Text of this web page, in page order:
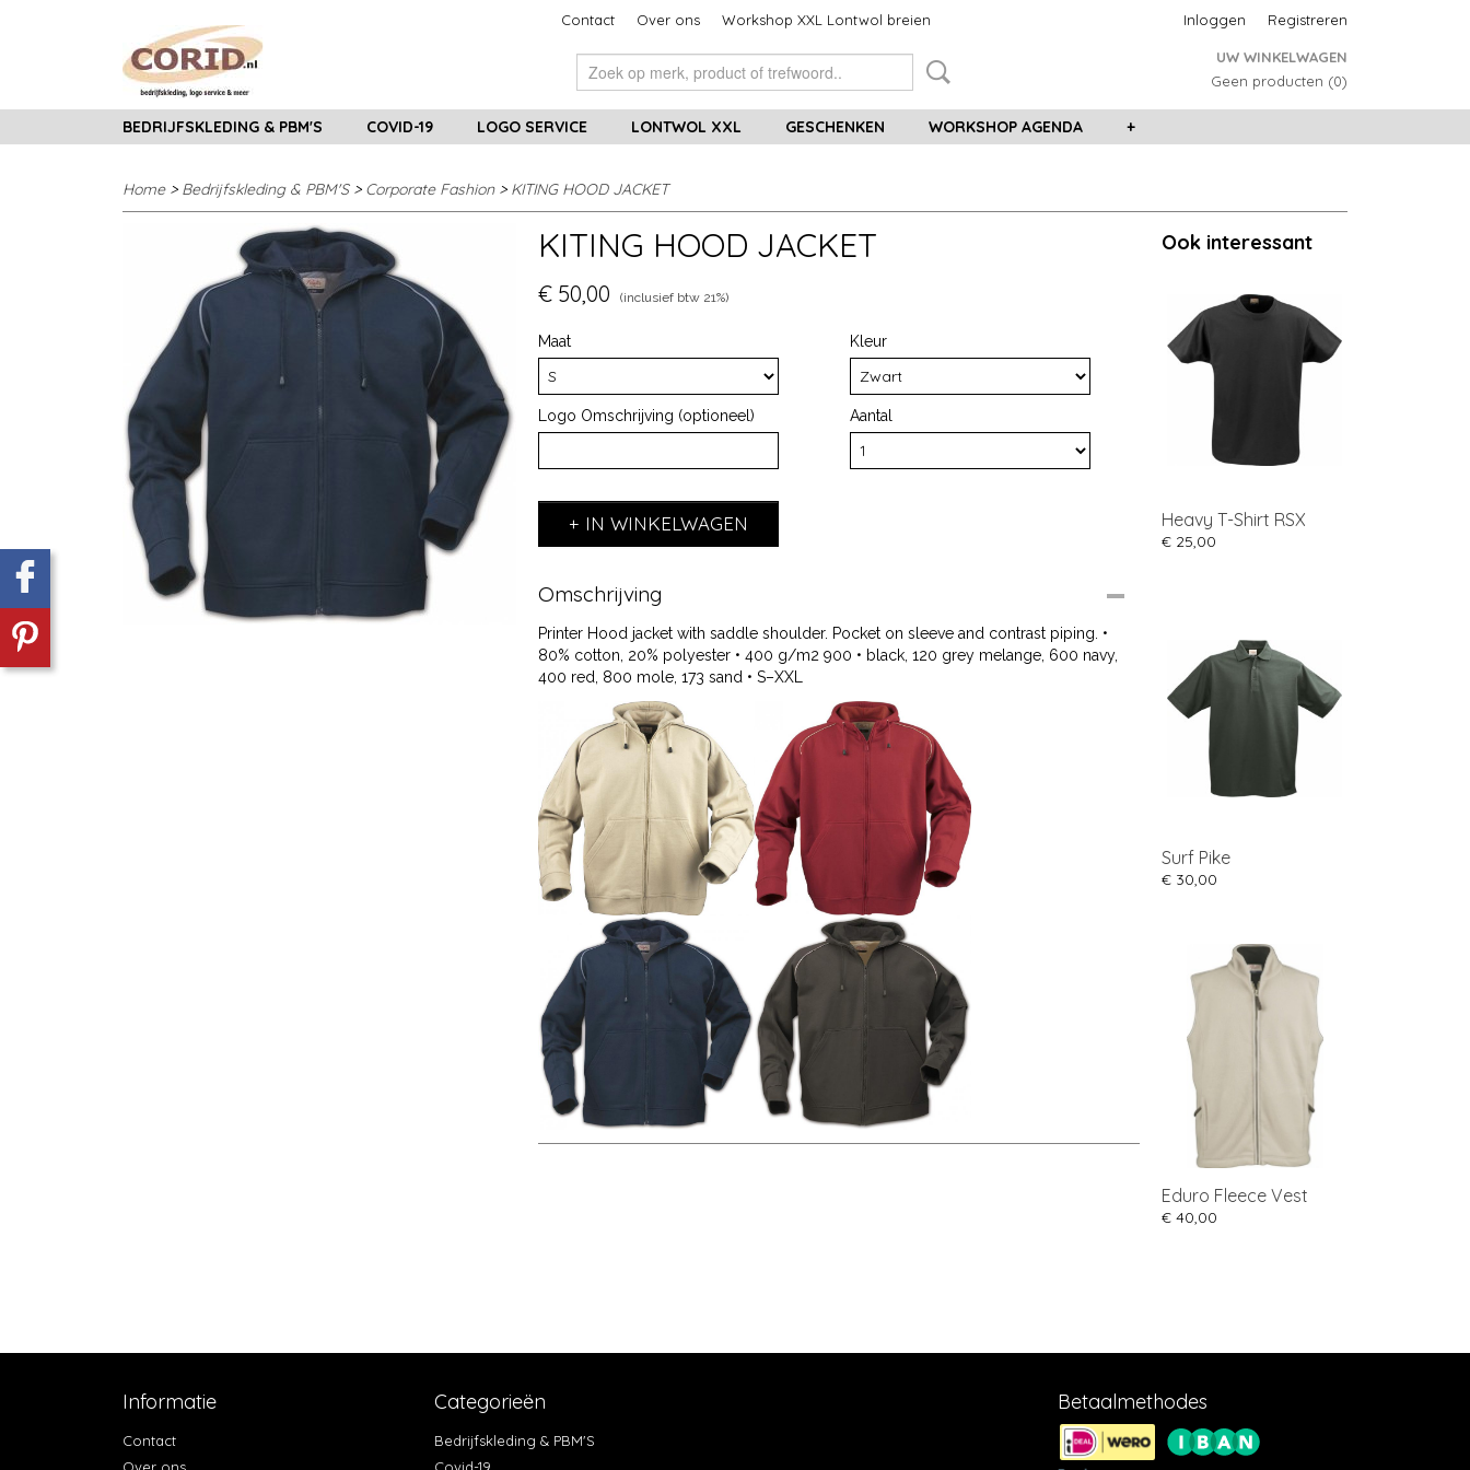
Contact Over ons Workshop XXL Lontwol breien Inloggen Registreren
UW WINKELWAGEN
Geen producten (0)
BEDRIJFSKLEDING & PBM'S COVID-19 LOGO SERVICE LONTWOL XXL GESCHENKEN WORKSHOP AGENDA +
Home> Bedrijfskleding & PBM'S> Corporate Fashion> KITING HOOD JACKET
KITING HOOD JACKET
€ 50,00 (inclusief btw 21%)
Maat Kleur
Logo Omschrijving (optioneel) Aantal
IN WINKELWAGEN
Omschrijving
Printer Hood jacket with saddle shoulder. Pocket on sleeve and contrast piping. •
80% cotton, 20% polyester • 400 g/m2 900 • black, 120 grey melange, 600 navy,
400 red, 800 mole, 173 sand • S–XXL
Ook interessant
Heavy T-Shirt RSX
€ 25,00
Surf Pike
€ 30,00
Eduro Fleece Vest
€ 40,00
Informatie
Contact
Categorieën
Bedrijfskleding & PBM'S
Betaalmethodes